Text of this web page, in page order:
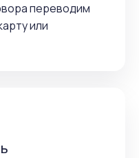
переводим
или